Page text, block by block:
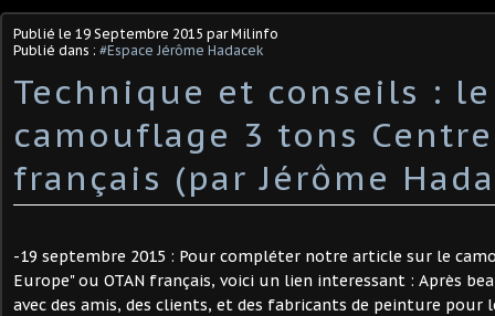
Publié le 19 Septembre 2015 par Milinfo
Publié dans : #Espace Jérôme Hadacek
Technique et conseils : le
camouflage 3 tons
français (par Jérôme
-19 septembre 2015 : Pour compléter notre article sur le
Europe" ou OTAN français, voici un lien interessant : Après
avec des amis, des clients, et des fabricants de peinture pour